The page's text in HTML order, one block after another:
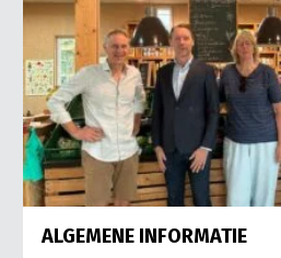
ALGEMENE INFORMATIE